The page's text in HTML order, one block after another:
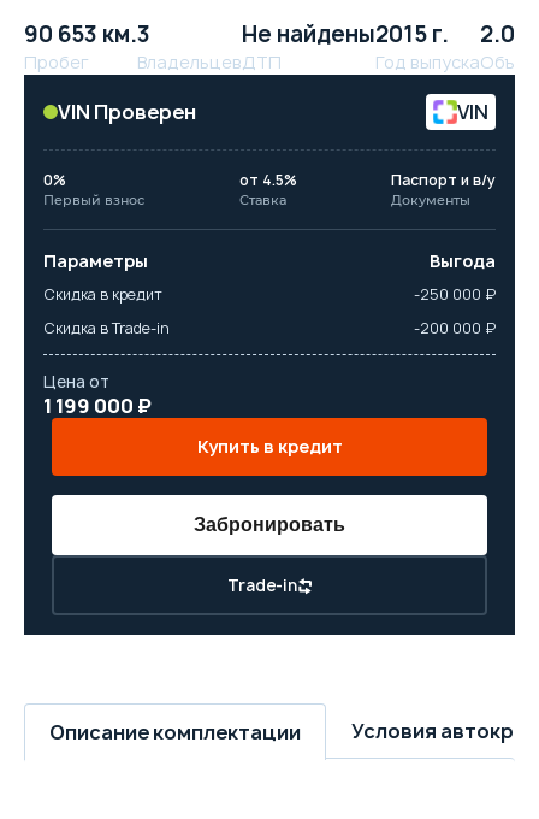
90 653 км.
Пробег
3
Владельцев
Не найдены
ДТП
2015 г.
Год выпуска
2.0
Объём
VIN Проверен VIN
0%
Первый взнос
от 4.5%
Ставка
Паспорт и в/у
Документы
Параметры Выгода
Скидка в кредит
-250 000 ₽
Скидка в Trade-in
-200 000 ₽
Цена от
1 199 000 ₽
Купить в кредит
Trade-in
Забронировать
Описание комплектации Условия